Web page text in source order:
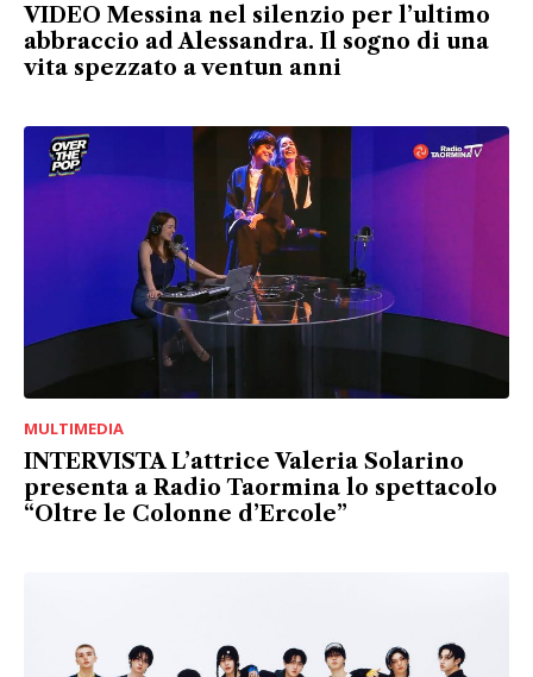
VIDEO Messina nel silenzio per l’ultimo
abbraccio ad Alessandra. Il sogno di una
vita spezzato a ventun anni
MULTIMEDIA
INTERVISTA L’attrice Valeria Solarino
presenta a Radio Taormina lo spettacolo
“Oltre le Colonne d’Ercole”